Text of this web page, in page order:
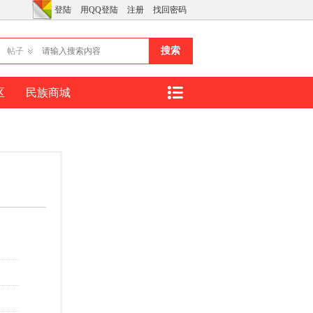
登陆 用QQ登陆 注册 找回密码
帖子 搜索
民族商城